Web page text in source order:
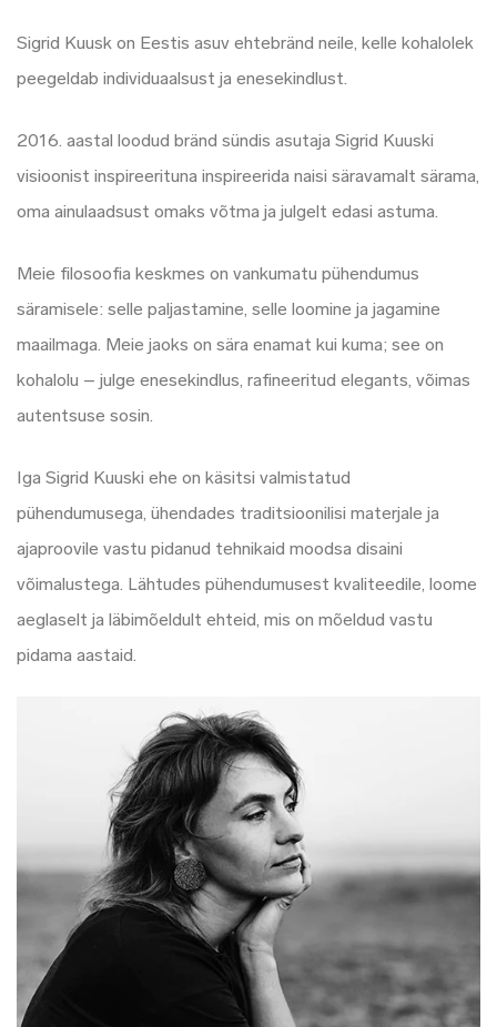
Sigrid Kuusk on Eestis asuv ehtebränd neile, kelle kohalolek
peegeldab individuaalsust ja enesekindlust.
2016. aastal loodud bränd sündis asutaja Sigrid Kuuski
visioonist inspireerituna inspireerida naisi säravamalt särama,
oma ainulaadsust omaks võtma ja julgelt edasi astuma.
Meie filosoofia keskmes on vankumatu pühendumus
säramisele: selle paljastamine, selle loomine ja jagamine
maailmaga. Meie jaoks on sära enamat kui kuma; see on
kohalolu – julge enesekindlus, rafineeritud elegants, võimas
autentsuse sosin.
Iga Sigrid Kuuski ehe on käsitsi valmistatud
pühendumusega, ühendades traditsioonilisi materjale ja
ajaproovile vastu pidanud tehnikaid moodsa disaini
võimalustega. Lähtudes pühendumusest kvaliteedile, loome
aeglaselt ja läbimõeldult ehteid, mis on mõeldud vastu
pidama aastaid.